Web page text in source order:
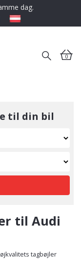
dag.
0
til din bil
til Audi
tagbøjler